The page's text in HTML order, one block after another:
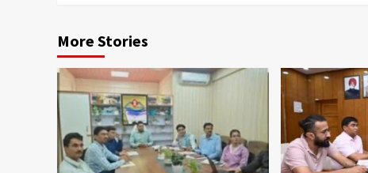
More Stories